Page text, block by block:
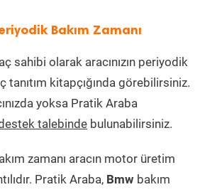
Bakım Zamanı
sahibi olarak aracınızın periyodik
tanıtım kitapçığında görebilirsiniz.
yoksa Pratik Araba
talebinde bulunabilirsiniz.
zamanı aracın motor üretim
Pratik Araba, Bmw bakım